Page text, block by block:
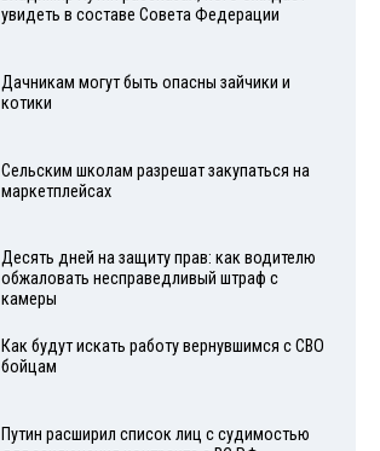
увидеть в составе Совета Федерации
Дачникам могут быть опасны зайчики и
котики
Сельским школам разрешат закупаться на
маркетплейсах
Десять дней на защиту прав: как водителю
обжаловать несправедливый штраф с
камеры
Как будут искать работу вернувшимся с СВО
бойцам
Путин расширил список лиц с судимостью